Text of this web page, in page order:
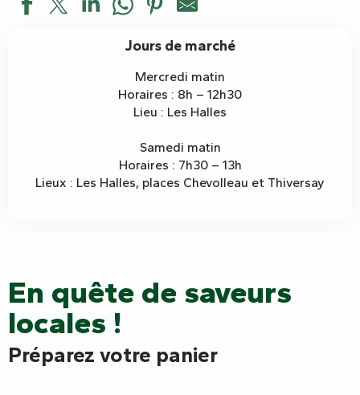
Jours de marché
Mercredi matin
Horaires : 8h – 12h30
Lieu : Les Halles
Samedi matin
Horaires : 7h30 – 13h
Lieux : Les Halles, places Chevolleau et Thiversay
En quête de saveurs
locales !
Préparez votre panier